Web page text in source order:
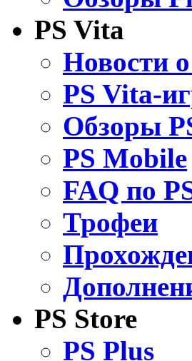
PS Vita
Новости
PS Vita-
Обзоры
PS Mobile
FAQ по
Трофеи
PS Store
PS Plus